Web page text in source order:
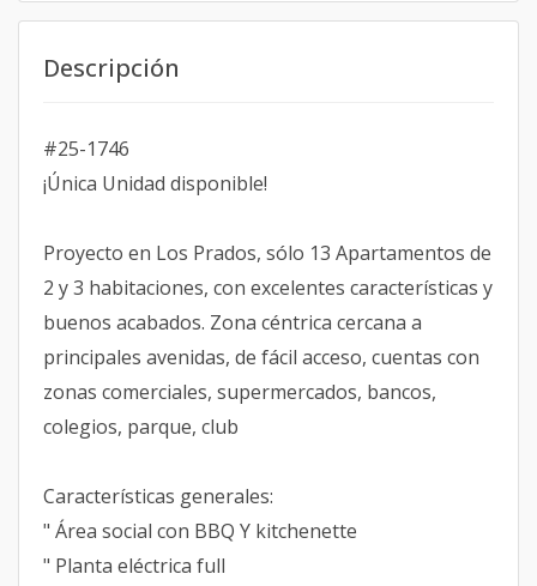
Descripción
#25-1746
¡Única Unidad disponible!
Proyecto en Los Prados, sólo 13 Apartamentos de
2 y 3 habitaciones, con excelentes características y
buenos acabados. Zona céntrica cercana a
principales avenidas, de fácil acceso, cuentas con
zonas comerciales, supermercados, bancos,
colegios, parque, club
Características generales:
" Área social con BBQ Y kitchenette
" Planta eléctrica full